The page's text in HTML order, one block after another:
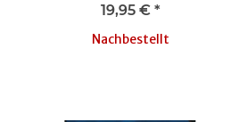
19,95 € *
Nachbestellt